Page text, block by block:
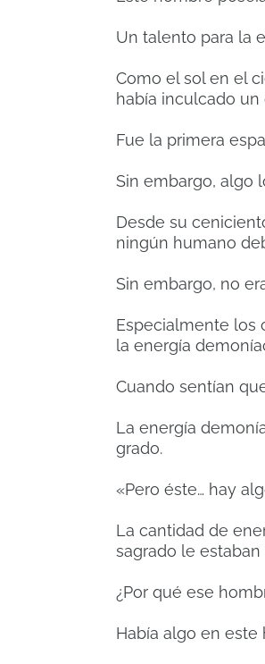
Un talento para la
Como el sol en el
había inculcado
Fue la primera
Sin embargo, algo
Desde su
ningún humano
Sin embargo, no
Especialmente los
la energía
Cuando sentían
La energía
grado.
«Pero éste… hay
La cantidad de
sagrado le
¿Por qué ese
Había algo en